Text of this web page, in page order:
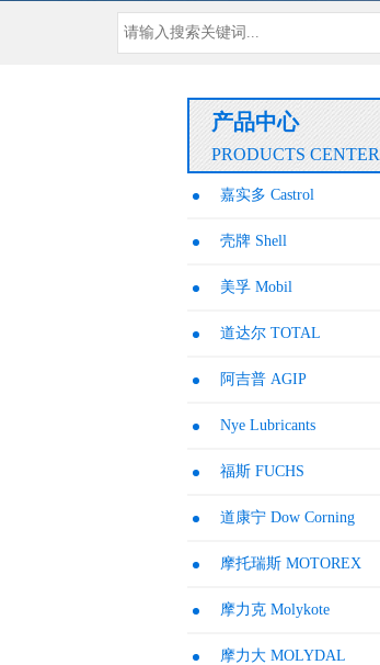
产品中心
PRODUCTS CENTER
嘉实多 Castrol
壳牌 Shell
美孚 Mobil
道达尔 TOTAL
阿吉普 AGIP
Nye Lubricants
福斯 FUCHS
道康宁 Dow Corning
摩托瑞斯 MOTOREX
摩力克 Molykote
摩力大 MOLYDAL